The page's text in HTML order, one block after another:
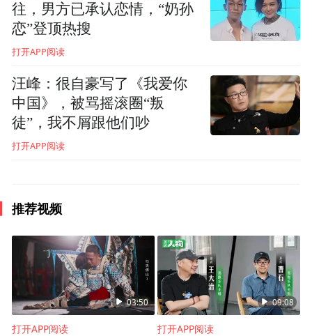
往，男方已承认恋情，“奶孙
恋”登顶热搜
打开APP阅读
汪峰：很自豪写了《我爱你
中国》，被骂摇滚圈“叛
徒”，我不屑跟他们吵
打开APP阅读
推荐视频
03:50
打开APP阅读
09:08
打开APP阅读